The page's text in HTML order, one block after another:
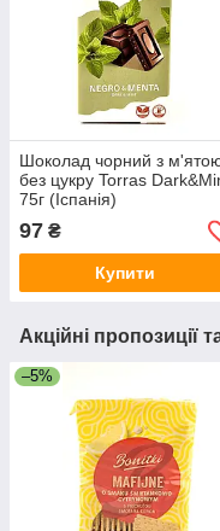
Шоколад чорний з
без цукру Torras
75г (Іспанія)
97 ₴
Купити
Акційні пропозиції
–5%